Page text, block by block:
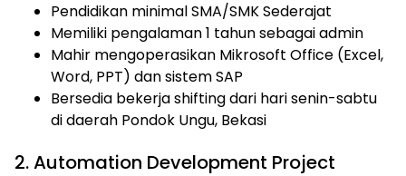
Pendidikan minimal SMA/SMK Sederajat
Memiliki pengalaman 1 tahun sebagai admin
Mahir mengoperasikan Mikrosoft Office (Excel,
Word, PPT) dan sistem SAP
Bersedia bekerja shifting dari hari senin-sabtu
di daerah Pondok Ungu, Bekasi
2. Automation Development Project